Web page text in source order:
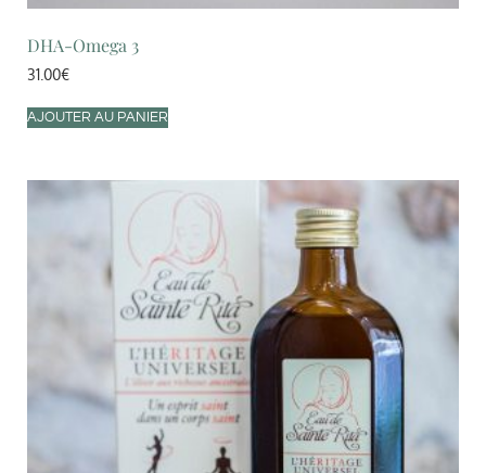
DHA-Omega 3
31.00€
AJOUTER AU PANIER